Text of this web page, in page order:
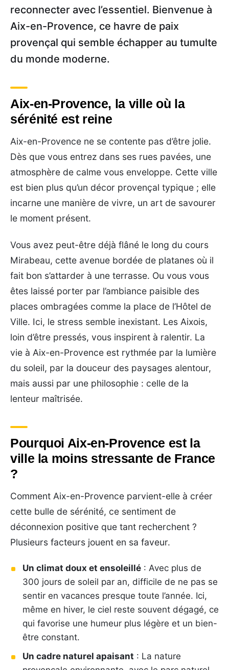
reconnecter avec l’essentiel. Bienvenue à
Aix-en-Provence, ce havre de paix
provençal qui semble échapper au tumulte
du monde moderne.
Aix-en-Provence, la ville où la
sérénité est reine
Aix-en-Provence ne se contente pas d’être jolie.
Dès que vous entrez dans ses rues pavées, une
atmosphère de calme vous enveloppe. Cette ville
est bien plus qu’un décor provençal typique ; elle
incarne une manière de vivre, un art de savourer
le moment présent.
Vous avez peut-être déjà flâné le long du cours
Mirabeau, cette avenue bordée de platanes où il
fait bon s’attarder à une terrasse. Ou vous vous
êtes laissé porter par l’ambiance paisible des
places ombragées comme la place de l’Hôtel de
Ville. Ici, le stress semble inexistant. Les Aixois,
loin d’être pressés, vous inspirent à ralentir. La
vie à Aix-en-Provence est rythmée par la lumière
du soleil, par la douceur des paysages alentour,
mais aussi par une philosophie : celle de la
lenteur maîtrisée.
Pourquoi Aix-en-Provence est la
ville la moins stressante de France
?
Comment Aix-en-Provence parvient-elle à créer
cette bulle de sérénité, ce sentiment de
déconnexion positive que tant recherchent ?
Plusieurs facteurs jouent en sa faveur.
Un climat doux et ensoleillé : Avec plus de
300 jours de soleil par an, difficile de ne pas se
sentir en vacances presque toute l’année. Ici,
même en hiver, le ciel reste souvent dégagé, ce
qui favorise une humeur plus légère et un bien-
être constant.
Un cadre naturel apaisant : La nature